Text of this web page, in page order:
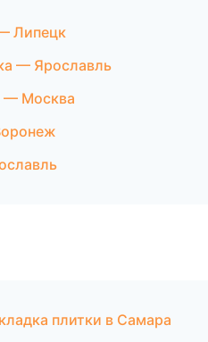
Липецк
— Ярославль
— Москва
плитки в Самара